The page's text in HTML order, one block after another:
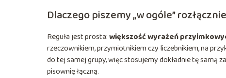
Dlaczego piszemy „w ogóle”
Reguła jest prosta:większość wyrażeń
rzeczownikiem, przymiotnikiem czy liczebnikiem, na
do tej samej grupy, więc stosujemy dokładnie tę samą
pisownię łączną.